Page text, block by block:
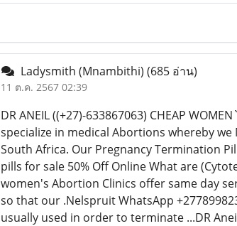
Ladysmith (Mnambithi) (685 อ่าน)
11 ต.ค. 2567 02:39
DR ANEIL ((+27)-633867063) CHEAP
specialize in medical Abortions whereby
South Africa. Our Pregnancy Termination
pills for sale 50% Off Online What are
women's Abortion Clinics offer same day
so that our .Nelspruit WhatsApp
usually used in order to terminate ...DR Aneil